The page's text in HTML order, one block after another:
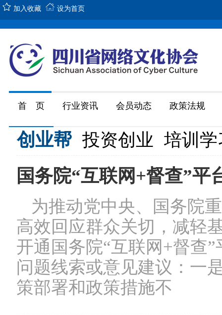
加入收藏 设为首页
首 页 行业资讯 会员动态 政策法规
创业帮 投资创业 培训学
国务院“互联网+督查”平
为推动党中央、国务院
高效回应群众关切，减轻
开通国务院“互联网+督查
问题线索或意见建议：一
策部署和政策措施不